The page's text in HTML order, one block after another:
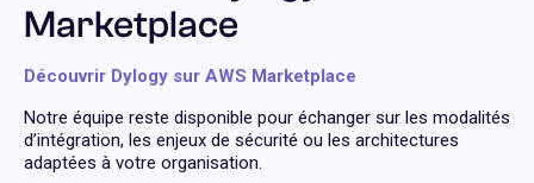
Marketplace
Découvrir Dylogy sur AWS Marketplace
Notre équipe reste disponible pour échanger sur les modalités
d’intégration, les enjeux de sécurité ou les architectures
adaptées à votre organisation.